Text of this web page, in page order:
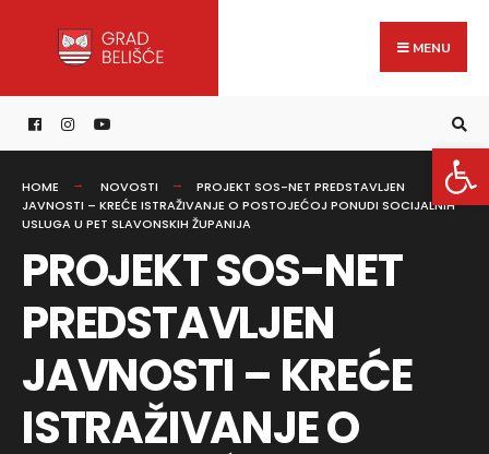
content
MENU
HOME NOVOSTI
PROJEKT SOS-NET PREDSTAVLJEN
JAVNOSTI – KREĆE ISTRAŽIVANJE O POSTOJEĆOJ PONUDI SOCIJALNIH
USLUGA U PET SLAVONSKIH ŽUPANIJA
PROJEKT SOS-NET
PREDSTAVLJEN
JAVNOSTI – KREĆE
ISTRAŽIVANJE O
for: